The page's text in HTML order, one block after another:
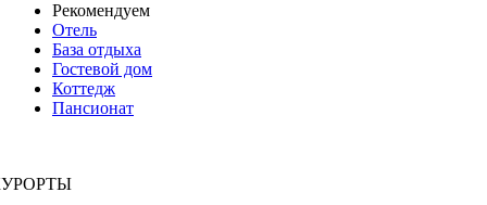
Рекомендуем
Отель
База отдыха
Гостевой дом
Коттедж
Пансионат